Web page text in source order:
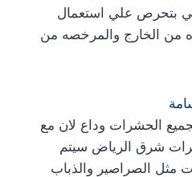
بتحرص علي استعمال
من الخارج والمرخصه من
الحشرات وداع لان مع
شرق الرياض سيتم
مثل الصراصير والذباب